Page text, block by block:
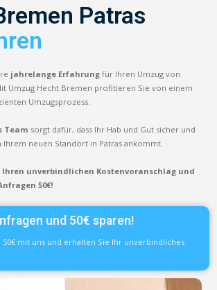
Patras
jahrelange Erfahrung für Ihren Umzug von
Umzug Hecht Bremen profitieren Sie von einem
Umzugsprozess.
Team sorgt dafür, dass Ihr Hab und Gut sicher und
neuen Standort in Patras ankommt.
Ihren unverbindlichen Kostenvoranschlag und
50€!
und 50€ sparen!
50€ mit uns und erhalten Sie Ihr unverbindliches